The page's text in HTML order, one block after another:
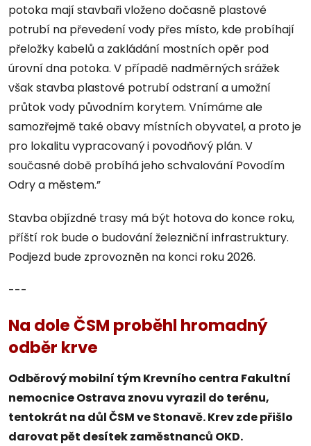
potoka mají stavbaři vloženo dočasně plastové
potrubí na převedení vody přes místo, kde probíhají
přeložky kabelů a zakládání mostních opěr pod
úrovní dna potoka. V případě nadměrných srážek
však stavba plastové potrubí odstraní a umožní
průtok vody původním korytem. Vnímáme ale
samozřejmě také obavy místních obyvatel, a proto je
pro lokalitu vypracovaný i povodňový plán. V
současné době probíhá jeho schvalování Povodím
Odry a městem.”
Stavba objízdné trasy má být hotova do konce roku,
příští rok bude o budování železniční infrastruktury.
Podjezd bude zprovozněn na konci roku 2026.
---
Na dole ČSM proběhl hromadný
odběr krve
Odběrový mobilní tým Krevního centra Fakultní
nemocnice Ostrava znovu vyrazil do terénu,
tentokrát na důl ČSM ve Stonavě. Krev zde přišlo
darovat pět desítek zaměstnanců OKD.